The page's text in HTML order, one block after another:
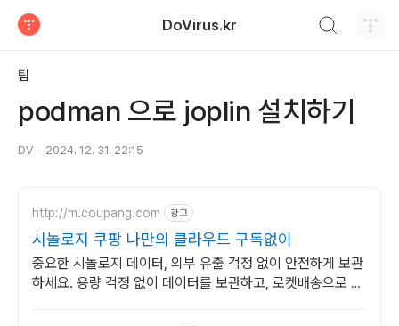
DoVirus.kr
팁
podman 으로 joplin 설치하기
DV 2024. 12. 31. 22:15
http://m.coupang.com 광고
시놀로지 쿠팡 나만의 클라우드 구독없이
중요한 시놀로지 데이터, 외부 유출 걱정 없이 안전하게 보관
하세요. 용량 걱정 없이 데이터를 보관하고, 로켓배송으로 빠